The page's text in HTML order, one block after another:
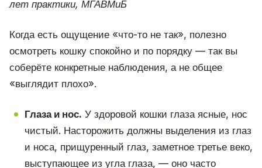
лет практики, МГАВМиБ
Когда есть ощущение «что-то не так», полезно
осмотреть кошку спокойно и по порядку — так вы
соберёте конкретные наблюдения, а не общее
«выглядит плохо».
Глаза и нос. У здоровой кошки глаза ясные, нос
чистый. Насторожить должны выделения из глаз
и носа, прищуренный глаз, заметное третье веко,
выступающее из угла глаза, — оно часто